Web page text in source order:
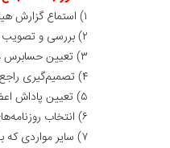
۱) استماع گزارش هیئت‌ مدیره و گزارش حسابرس مستقل و بازرس قانونی شرکت در خصوص عملکرد سال مالی منتهی به ۱۴۰۲/۱۲/۲۹.
۲) بررسی و تصویب صورت‌های مالی، ترازنامه و حساب سود و زیان سال مالی منتهی به ۱۴۰۲/۱۲/۲۹.
۳) تعیین حسابرس مستقل و بازرس قانونی اصلی و علی‌البدل و حق‌الزحمه ایشان برای سال مالی منتهی به ۱۴۰۳/۱۲/۳۰.
۴) تصمیم‌گیری راجع به تقسیم سود.
۵) تعیین پاداش اعضای هیئت مدیره.
۶) انتخاب روزنامه‌های کثیرالانتشار جهت درج آگهی‌های شرکت.
۷) سایر مواردی که به تناسب امور شرکت، اتخاذ تصمیم راجع به آن در صلاحیت مجمع عمومی عادی سالیانه می‌باشد.